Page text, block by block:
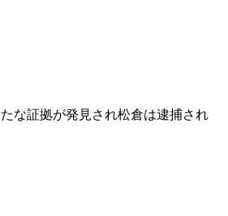
な証拠が発見され松倉は逮捕され